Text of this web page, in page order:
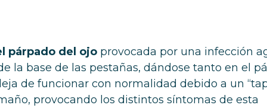
párpado del ojo provocada por una infección
la base de las pestañas, dándose tanto en el
de funcionar con normalidad debido a un
provocando los distintos síntomas de esta